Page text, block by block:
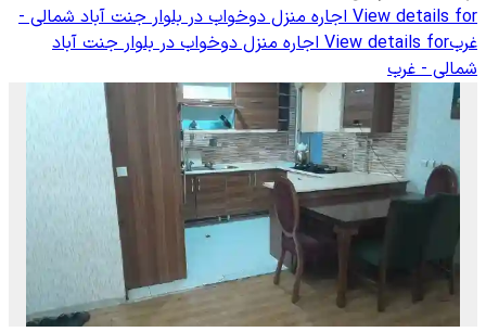
View details for اجاره منزل دوخواب در بلوار جنت آباد شمالی -
غربView details for اجاره منزل دوخواب در بلوار جنت آباد
شمالی - غرب